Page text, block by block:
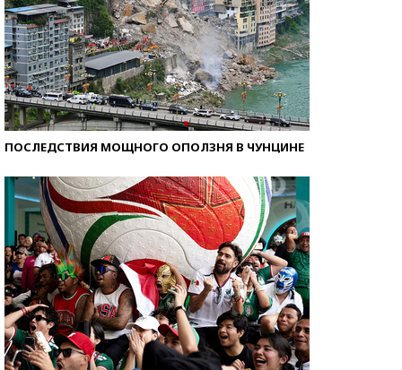
ПОСЛЕДСТВИЯ МОЩНОГО ОПОЛЗНЯ В ЧУНЦИНЕ